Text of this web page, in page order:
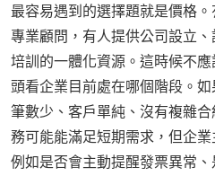
最容易遇到的選擇題就是價格
專業顧問，有人提供公司設立
培訓的一體化資源。這時候不
頭看企業目前處在哪個階段。
筆數少、客戶單純、沒有複雜
務可能能滿足短期需求，但企
例如是否會主動提醒發票異常